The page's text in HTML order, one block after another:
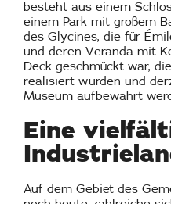
besteht aus einem
einem Park mit großem
des Glycines, die für
und deren Veranda mit
Deck geschmückt war,
realisiert wurden und
Museum aufbewahrt
Eine
Auf dem Gebiet des